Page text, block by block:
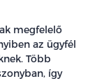
megfelelő
az ügyfél
Több
így